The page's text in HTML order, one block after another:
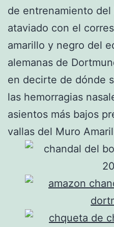
de entrenamiento del
ataviado con el
amarillo y negro del
alemanas de
en decirte de dónde
las hemorragias
asientos más bajos
vallas del Muro